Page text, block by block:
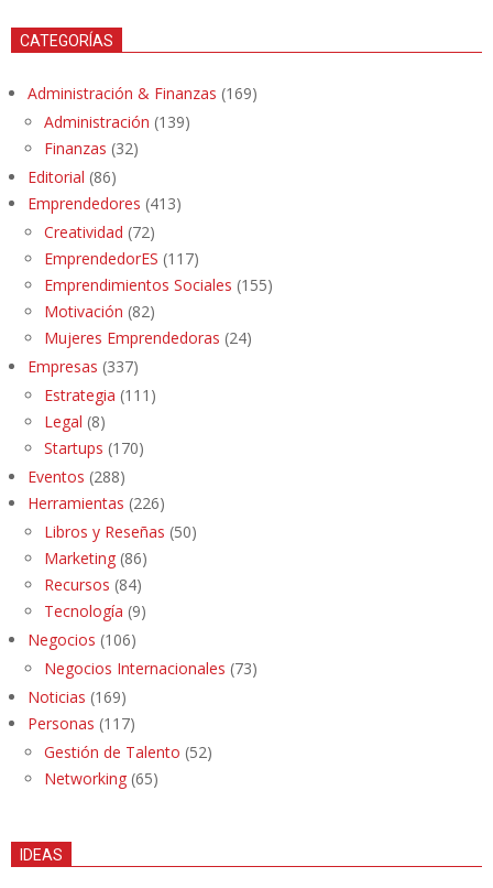
CATEGORÍAS
Administración & Finanzas (169)
Administración (139)
Finanzas (32)
Editorial (86)
Emprendedores (413)
Creatividad (72)
EmprendedorES (117)
Emprendimientos Sociales (155)
Motivación (82)
Mujeres Emprendedoras (24)
Empresas (337)
Estrategia (111)
Legal (8)
Startups (170)
Eventos (288)
Herramientas (226)
Libros y Reseñas (50)
Marketing (86)
Recursos (84)
Tecnología (9)
Negocios (106)
Negocios Internacionales (73)
Noticias (169)
Personas (117)
Gestión de Talento (52)
Networking (65)
IDEAS